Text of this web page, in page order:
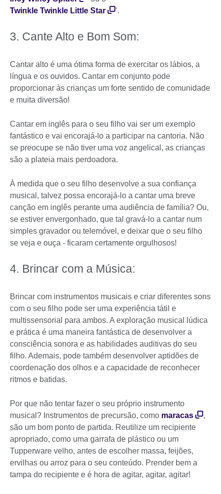
Twinkle Twinkle Little Star
’.
3. Cante Alto e Bom Som:
Cantar alto é uma ótima forma de exercitar os lábios, a
língua e os ouvidos. Cantar em conjunto pode
proporcionar às crianças um forte sentido de comunidade
e muita diversão!
Cantar em inglês para o seu filho vai ser um exemplo
fantástico e vai encorajá-lo a participar na cantoria. Não
se preocupe se não tiver uma voz angelical, as crianças
são a plateia mais perdoadora.
À medida que o seu filho desenvolve a sua confiança
musical, talvez possa encorajá-lo a cantar uma breve
canção em inglês perante uma audiência de família? Ou,
se estiver envergonhado, que tal gravá-lo a cantar num
simples gravador ou telemóvel, e deixar que o seu filho
se veja e ouça - ficaram certamente orgulhosos!
4. Brincar com a Música:
Brincar com instrumentos musicais e criar diferentes sons
com o seu filho pode ser uma experiência tátil e
multissensorial para ambos. A exploração musical lúdica
e prática é uma maneira fantástica de desenvolver a
consciência sonora e as habilidades auditivas do seu
filho. Ademais, pode também desenvolver aptidões de
coordenação dos olhos e a capacidade de reconhecer
ritmos e batidas.
Por que não tentar fazer o seu próprio instrumento
musical? Instrumentos de precursão, como maracas
,
são um bom ponto de partida. Reutilize um recipiente
apropriado, como uma garrafa de plástico ou um
Tupperware velho, antes de escolher massa, feijões,
ervilhas ou arroz para o seu conteúdo. Prender bem a
tampa do recipiente e é hora de agitar, agitar, agitar!